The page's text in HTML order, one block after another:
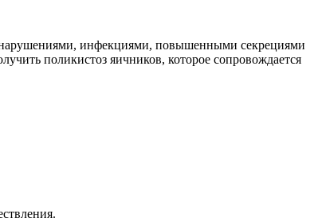
нарушениями, инфекциями, повышенными секрециями
поликистоз яичников, которое сопровождается